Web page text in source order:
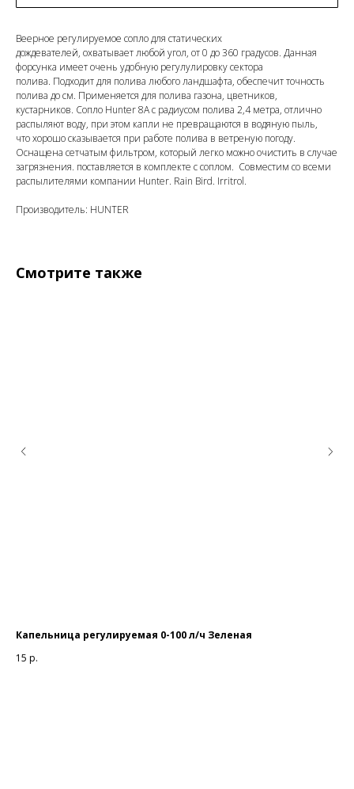
Веерное регулируемое сопло для статических
дождевателей, охватывает любой угол, от 0 до 360 градусов. Данная
форсунка имеет очень удобную регулулировку сектора
полива. Подходит для полива любого ландшафта, обеспечит точность
полива до см. Применяется для полива газона, цветников,
кустарников. Сопло Hunter 8A с радиусом полива 2,4 метра, отлично
распыляют воду, при этом капли не превращаются в водяную пыль,
что хорошо сказывается при работе полива в ветреную погоду.
Оснащена сетчатым фильтром, который легко можно очистить в случае
загрязнения. поставляется в комплекте с соплом. Совместим со всеми
распылителями компании Hunter. Rain Bird. Irritrol.
Производитель: HUNTER
Смотрите также
Капельница регулируемая 0-100 л/ч Зеленая
15 р.